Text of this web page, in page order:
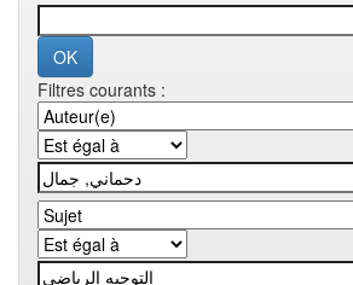
Filtres courants :